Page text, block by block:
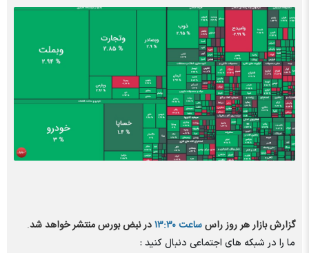
گزارش بازار هر روز راسساعت ۱۳:۳۰ در نبض بورس منتشر خواهد شد.
ما را در شبکه های اجتماعی دنبال کنید :